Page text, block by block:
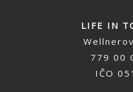
LIFE IN
779 00
IČO